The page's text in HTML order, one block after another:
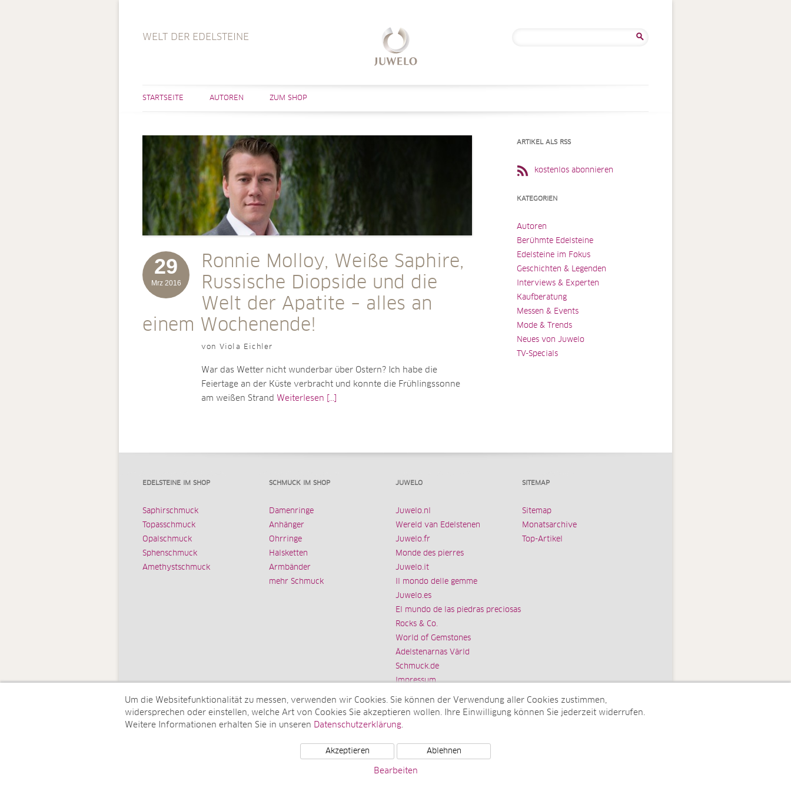
WELT DER EDELSTEINE
STARTSEITE AUTOREN ZUM SHOP
29
Mrz 2016
Ronnie Molloy, Weiße Saphire,
Russische Diopside und die
Welt der Apatite – alles an
einem Wochenende!
von Viola Eichler
War das Wetter nicht wunderbar über Ostern? Ich habe die
Feiertage an der Küste verbracht und konnte die Frühlingssonne
am weißen Strand Weiterlesen [...]
ARTIKEL ALS RSS
kostenlos abonnieren
KATEGORIEN
Autoren
Berühmte Edelsteine
Edelsteine im Fokus
Geschichten & Legenden
Interviews & Experten
Kaufberatung
Messen & Events
Mode & Trends
Neues von Juwelo
TV-Specials
EDELSTEINE IM SHOP
Saphirschmuck
Topasschmuck
Opalschmuck
Sphenschmuck
Amethystschmuck
SCHMUCK IM SHOP
Damenringe
Anhänger
Ohrringe
Halsketten
Armbänder
mehr Schmuck
JUWELO
Juwelo.nl
Wereld van Edelstenen
Juwelo.fr
Monde des pierres
Juwelo.it
Il mondo delle gemme
Juwelo.es
El mundo de las piedras preciosas
Rocks & Co.
World of Gemstones
Ädelstenarnas Värld
Schmuck.de
Impressum
SITEMAP
Sitemap
Monatsarchive
Top-Artikel
© Juwelo Deutschland GmbH (ein Tochterunternehmen der elumeo SE)
Um die Websitefunktionalität zu messen, verwenden wir Cookies. Sie können der Verwendung aller Cookies zustimmen,
widersprechen oder einstellen, welche Art von Cookies Sie akzeptieren wollen. Ihre Einwilligung können Sie jederzeit widerrufen.
Weitere Informationen erhalten Sie in unseren Datenschutzerklärung.
Akzeptieren Ablehnen
Bearbeiten